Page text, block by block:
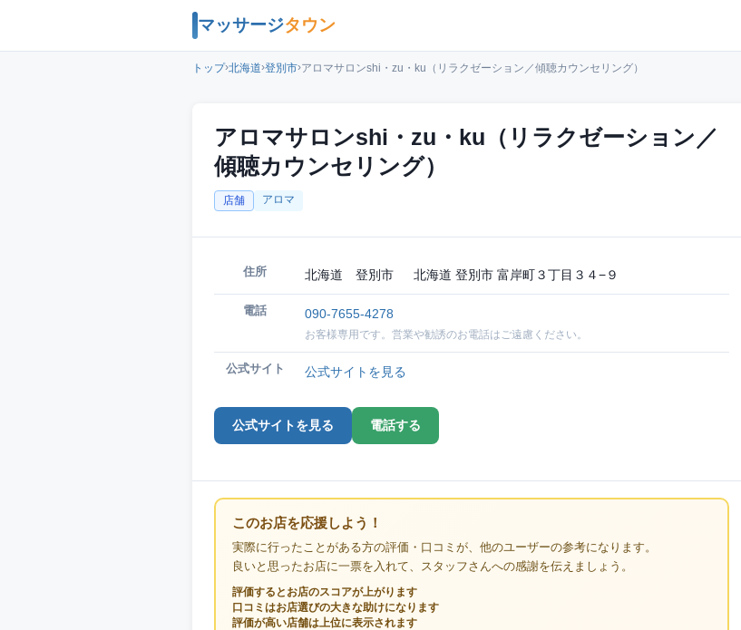
マッサージタウン
トップ›北海道›登別市›アロマサロンshi・zu・ku（リラクゼーション／傾聴カウンセリング）
アロマサロンshi・zu・ku（リラクゼーション／
傾聴カウンセリング）
店舗 アロマ
住所 北海道 登別市 北海道 登別市 富岸町３丁目３４−９
電話 090-7655-4278
お客様専用です。営業や勧誘のお電話はご遠慮ください。
公式サイト 公式サイトを見る
公式サイトを見る 電話する
このお店を応援しよう！
実際に行ったことがある方の評価・口コミが、他のユーザーの参考になります。
良いと思ったお店に一票を入れて、スタッフさんへの感謝を伝えましょう。
評価するとお店のスコアが上がります
口コミはお店選びの大きな助けになります
評価が高い店舗は上位に表示されます